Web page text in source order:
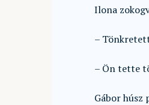
Ilona
–
– Ön tette
Gábor húsz